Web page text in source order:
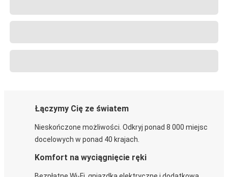
Łączymy Cię ze światem
Nieskończone możliwości. Odkryj ponad 8 000 miejsc
docelowych w ponad 40 krajach.
Komfort na wyciągnięcie ręki